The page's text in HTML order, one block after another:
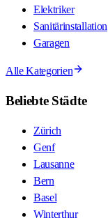
Elektriker
Sanitärinstallation
Garagen
Alle Kategorien
Beliebte Städte
Zürich
Genf
Lausanne
Bern
Basel
Winterthur